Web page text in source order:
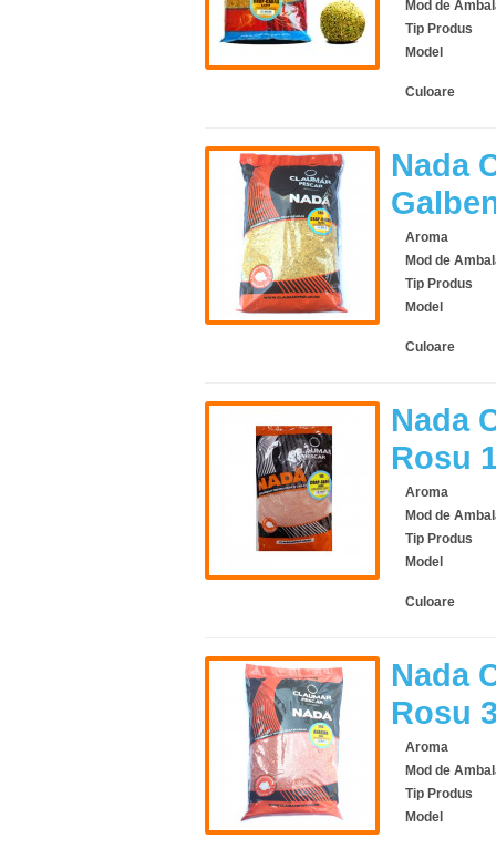
Mod de
Tip Produs
Model
Culoare
Nada
Aroma
Mod de
Tip Produs
Model
Culoare
Nada
Rosu
Aroma
Mod de
Tip Produs
Model
Culoare
Nada
Rosu
Aroma
Mod de
Tip Produs
Model